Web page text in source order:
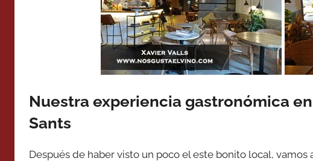
Nuestra experiencia gastronómica
Sants
Después de haber visto un poco el este bonito local, vamos